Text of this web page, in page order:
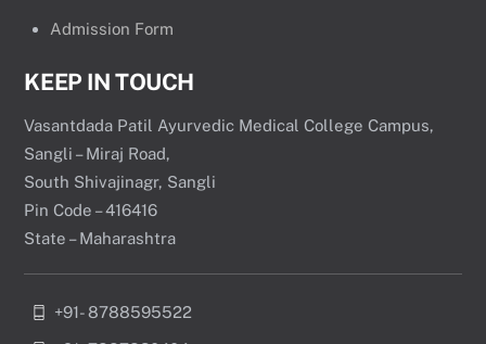
Admission Form
KEEP IN TOUCH
Vasantdada Patil Ayurvedic Medical College Campus,
Sangli – Miraj Road,
South Shivajinagr, Sangli
Pin Code – 416416
State – Maharashtra
+91- 8788595522